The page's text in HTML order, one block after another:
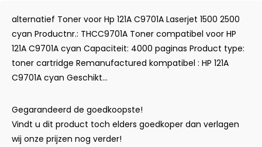
alternatief Toner voor Hp 121A C9701A Laserjet 1500 2500
cyan Productnr.: THCC9701A Toner compatibel voor HP
121A C9701A cyan Capaciteit: 4000 paginas Product type:
toner cartridge Remanufactured kompatibel : HP 121A
C9701A cyan Geschikt...
Gegarandeerd de goedkoopste!
Vindt u dit product toch elders goedkoper dan verlagen
wij onze prijzen nog verder!